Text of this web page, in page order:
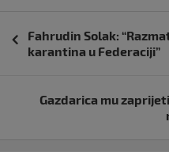
objava
Fahrudin Solak:
karantina u Federaciji”
Gazdarica mu